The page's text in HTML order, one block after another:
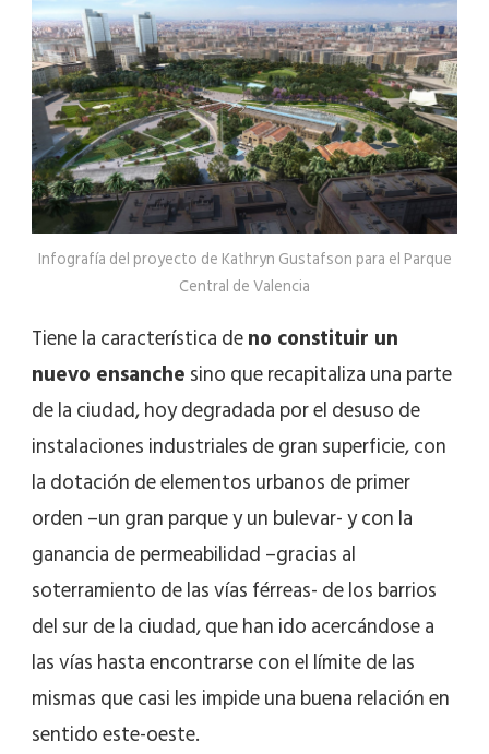
Infografía del proyecto de Kathryn Gustafson para el Parque
Central de Valencia
Tiene la característica deno constituir un
nuevo ensanchesino que recapitaliza una parte
de la ciudad, hoy degradada por el desuso de
instalaciones industriales de gran superficie, con
la dotación de elementos urbanos de primer
orden –un gran parque y un bulevar- y con la
ganancia de permeabilidad –gracias al
soterramiento de las vías férreas- de los barrios
del sur de la ciudad, que han ido acercándose a
las vías hasta encontrarse con el límite de las
mismas que casi les impide una buena relación en
sentido este-oeste.